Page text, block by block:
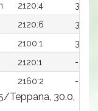
2120:4
36,7x
2120:6
37,8
2100:1
39,4x
2120:1
-
2160:2 -
Teppana, 30.0,